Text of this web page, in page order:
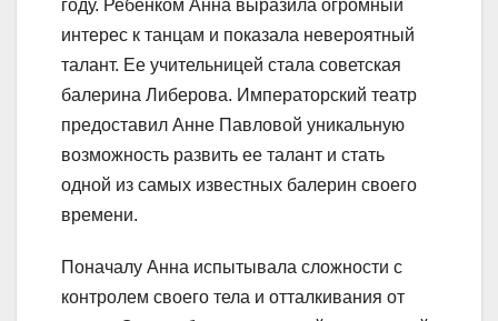
году. Ребенком Анна выразила огромный
интерес к танцам и показала невероятный
талант. Ее учительницей стала советская
балерина Либерова. Императорский театр
предоставил Анне Павловой уникальную
возможность развить ее талант и стать
одной из самых известных балерин своего
времени.
Поначалу Анна испытывала сложности с
контролем своего тела и отталкивания от